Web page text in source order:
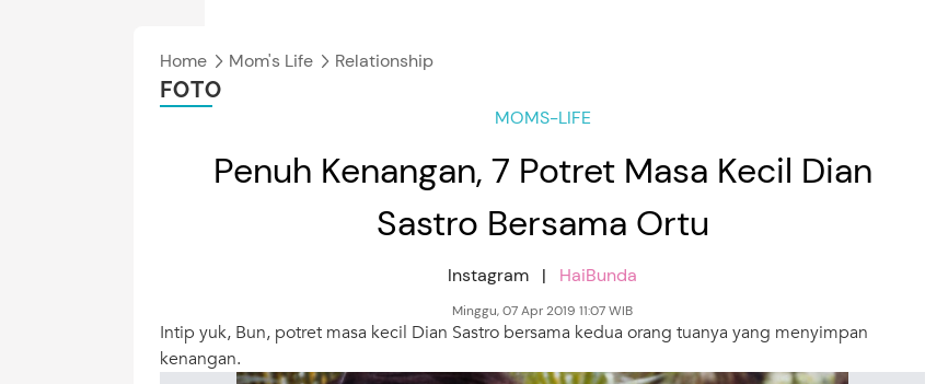
Home Mom's Life Relationship
FOTO
MOMS-LIFE
Penuh Kenangan, 7 Potret Masa Kecil Dian
Sastro Bersama Ortu
Instagram | HaiBunda
Minggu, 07 Apr 2019 11:07 WIB
Intip yuk, Bun, potret masa kecil Dian Sastro bersama kedua orang tuanya yang menyimpan
kenangan.